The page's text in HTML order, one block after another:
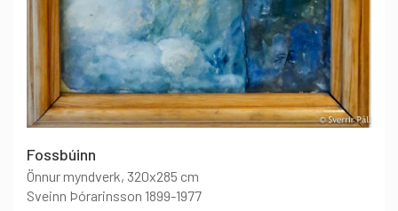
Fossbúinn
Önnur myndverk, 320x285 cm
Sveinn Þórarinsson 1899-1977